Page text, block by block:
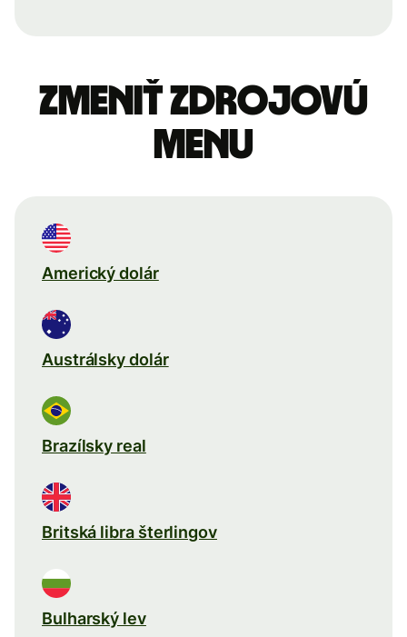
Zmeniť zdrojovú
menu
Americký dolár
Austrálsky dolár
Brazílsky real
Britská libra šterlingov
Bulharský lev